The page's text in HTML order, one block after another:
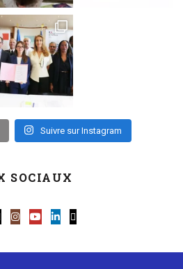
Suivre sur Instagram
SOCIAUX